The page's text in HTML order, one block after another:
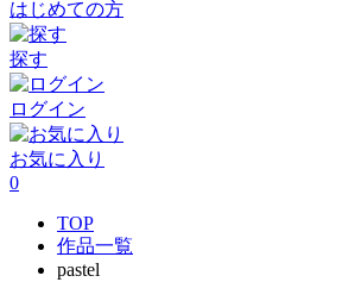
はじめての方
探す
ログイン
お気に入り
0
TOP
作品一覧
pastel